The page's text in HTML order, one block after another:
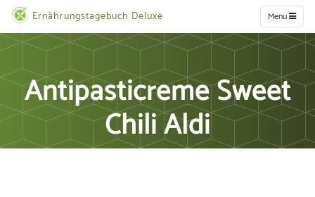
Ernährungstagebuch Deluxe Menu
Antipasticreme Sweet
Chili Aldi